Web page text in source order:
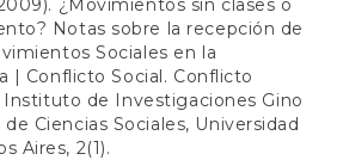
¿Movimientos sin clases o
Notas sobre la recepción de
Sociales en la
| Conflicto Social. Conflicto
Instituto de Investigaciones Gino
Ciencias Sociales, Universidad
Aires, 2(1).